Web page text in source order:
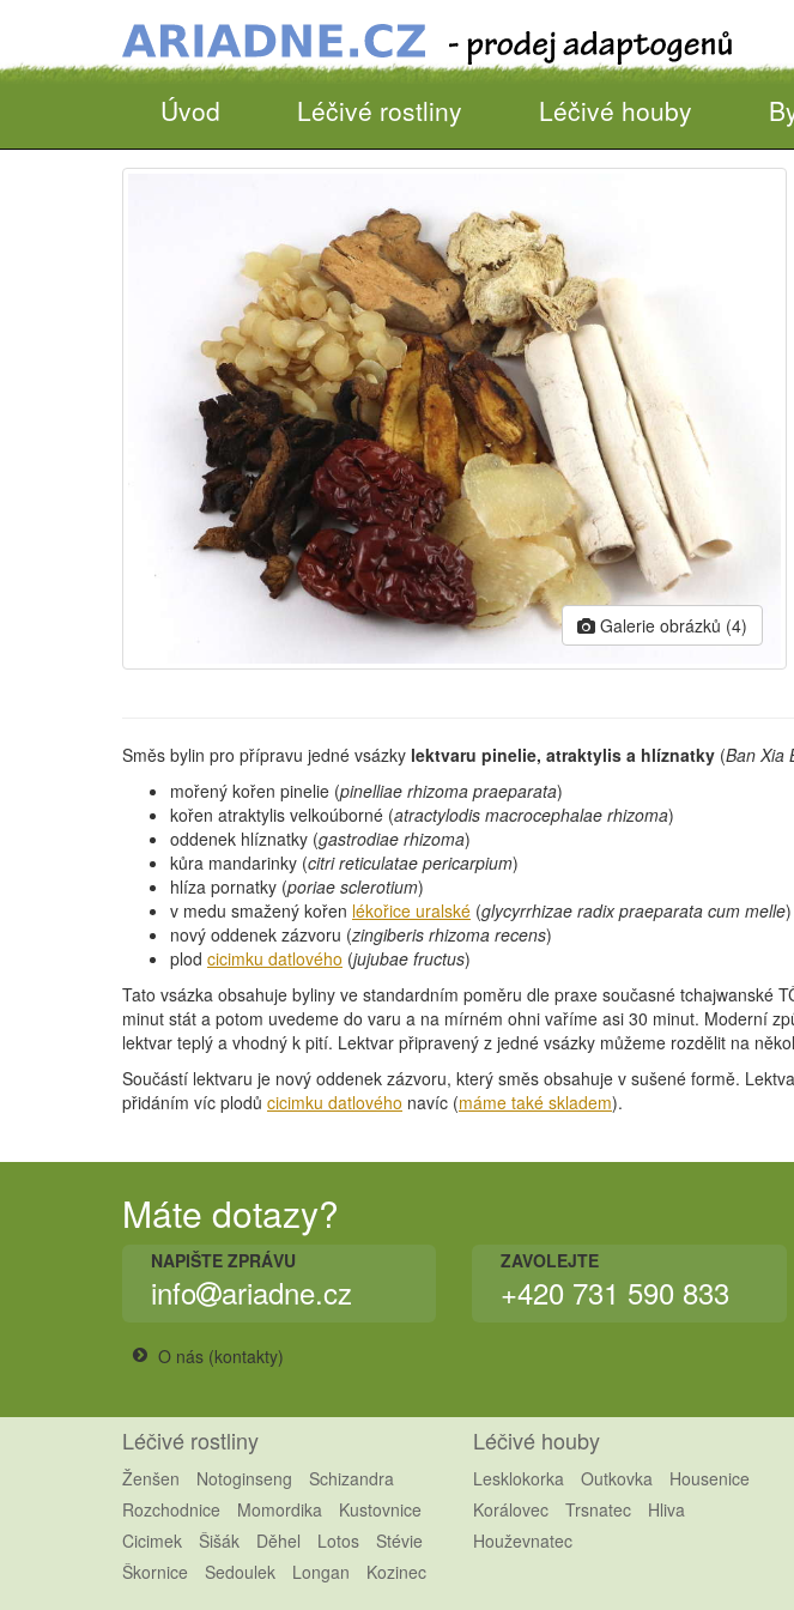
Úvod Léčivé rostliny Léčivé houby
Galerie obrázků (4)
Směs bylin pro přípravu jedné vsázky lektvaru pinelie, atraktylis a hlíznatky (Ban Xia
mořený kořen pinelie (pinelliae rhizoma praeparata)
kořen atraktylis velkoúborné (atractylodis macrocephalae rhizoma)
oddenek hlíznatky (gastrodiae rhizoma)
kůra mandarinky (citri reticulatae pericarpium)
hlíza pornatky (poriae sclerotium)
v medu smažený kořen lékořice uralské (glycyrrhizae radix praeparata cum melle)
nový oddenek zázvoru (zingiberis rhizoma recens)
plod cicimku datlového (jujubae fructus)
Tato vsázka obsahuje byliny ve standardním poměru dle praxe současné tchajwanské
minut stát a potom uvedeme do varu a na mírném ohni vaříme asi 30 minut. Moderní
lektvar teplý a vhodný k pití. Lektvar připravený z jedné vsázky můžeme rozdělit na
Součástí lektvaru je nový oddenek zázvoru, který směs obsahuje v sušené formě.
přidáním víc plodů cicimku datlového navíc (máme také skladem).
Máte dotazy?
NAPIŠTE ZPRÁVU
info ariadne.cz
ZAVOLEJTE
+420 731 590 833
O nás (kontakty)
Léčivé rostliny
Ženšen Notoginseng
Schizandra
Rozchodnice
Momordika
Kustovnice
Cicimek
Šišák Děhel Lotos
Stévie
Škornice
Sedoulek Longan Kozinec
Léčivé houby
Lesklokorka Outkovka
Housenice
Korálovec
Trsnatec
Hliva
Houževnatec